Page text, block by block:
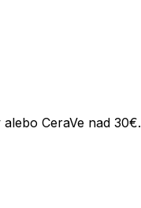
CeraVe nad 30€.